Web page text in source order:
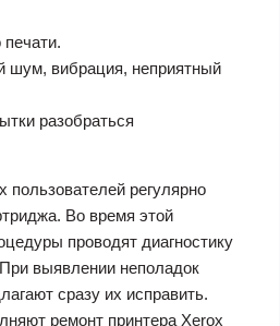
шум, вибрация, неприятный
разобраться
пользователей регулярно
Во время этой
проводят диагностику
выявлении неполадок
сразу их исправить.
ремонт принтера Xerox